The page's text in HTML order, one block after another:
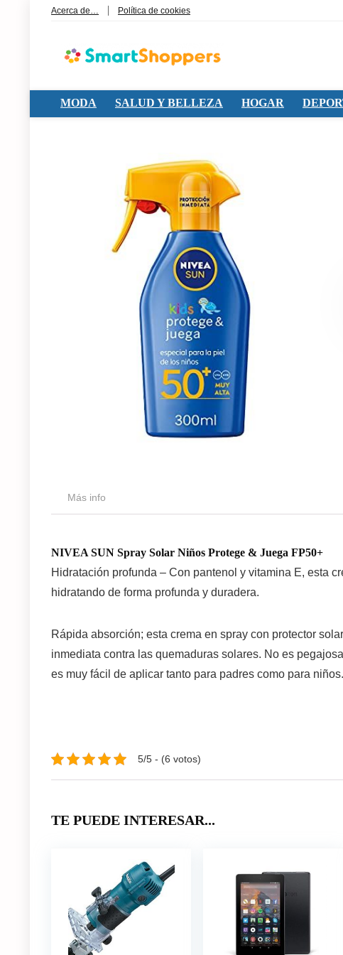
Acerca de… Política de cookies
MODA SALUD Y BELLEZA HOGAR
Más info
NIVEA SUN Spray Solar Niños Protege & Juega FP50+
Hidratación profunda – Con pantenol y vitamina E, esta
hidratando de forma profunda y duradera.
Rápida absorción; esta crema en spray con protector
inmediata contra las quemaduras solares. No es
es muy fácil de aplicar tanto para padres como para niños.
5/5 - (6 votos)
TE PUEDE INTERESAR...